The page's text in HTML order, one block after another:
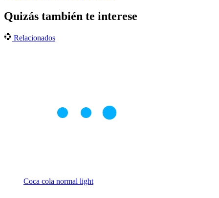
Quizás también te interese
Relacionados
Coca cola normal light